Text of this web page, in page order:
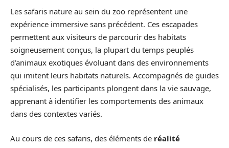
Les safaris nature au sein du zoo représentent une
expérience immersive sans précédent. Ces escapades
permettent aux visiteurs de parcourir des habitats
soigneusement conçus, la plupart du temps peuplés
d’animaux exotiques évoluant dans des environnements
qui imitent leurs habitats naturels. Accompagnés de guides
spécialisés, les participants plongent dans la vie sauvage,
apprenant à identifier les comportements des animaux
dans des contextes variés.
Au cours de ces safaris, des éléments de réalité